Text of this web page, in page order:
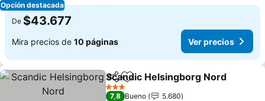
Opción destacada
De $43.677
Mira precios de 10 páginas Ver precios
CompartirAgregar a favoritos
Scandic Helsingborg Nord
3 Estrellas
7,8 Bueno
5.680